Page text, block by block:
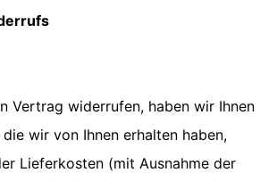
Vertrag widerrufen, haben wir Ihnen
wir von Ihnen erhalten haben,
Lieferkosten (mit Ausnahme der